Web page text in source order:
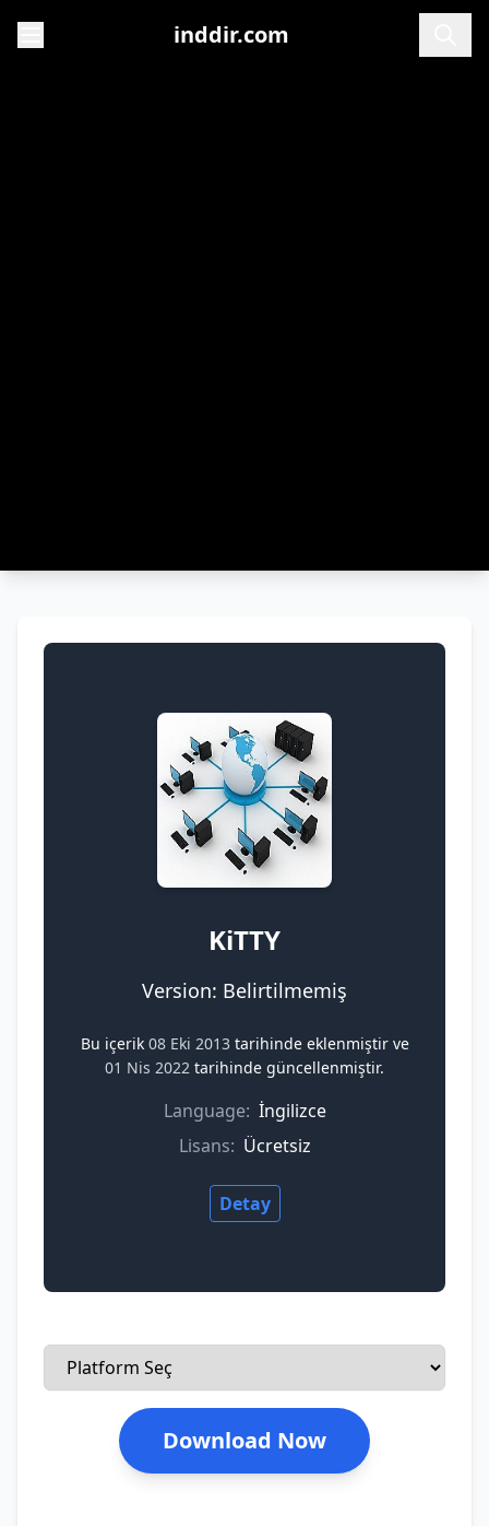
inddir.com
KiTTY
Version: Belirtilmemiş
Bu içerik 08 Eki 2013 tarihinde eklenmiştir ve
01 Nis 2022 tarihinde güncellenmiştir.
Language: İngilizce
Lisans: Ücretsiz
Detay
Download Now